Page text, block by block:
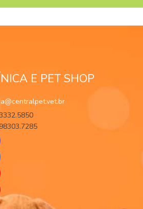
E PET SHOP